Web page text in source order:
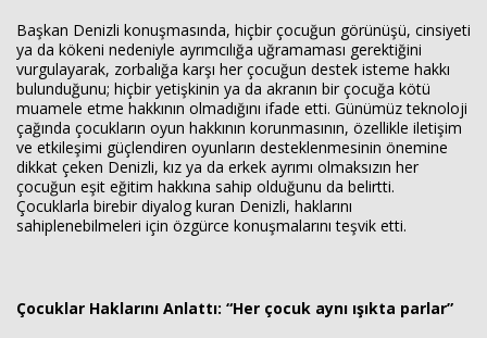
Başkan Denizli konuşmasında, hiçbir çocuğun görünüşü, cinsiyeti
ya da kökeni nedeniyle ayrımcılığa uğramaması gerektiğini
vurgulayarak, zorbalığa karşı her çocuğun destek isteme hakkı
bulunduğunu; hiçbir yetişkinin ya da akranın bir çocuğa kötü
muamele etme hakkının olmadığını ifade etti. Günümüz teknoloji
çağında çocukların oyun hakkının korunmasının, özellikle iletişim
ve etkileşimi güçlendiren oyunların desteklenmesinin önemine
dikkat çeken Denizli, kız ya da erkek ayrımı olmaksızın her
çocuğun eşit eğitim hakkına sahip olduğunu da belirtti.
Çocuklarla birebir diyalog kuran Denizli, haklarını
sahiplenebilmeleri için özgürce konuşmalarını teşvik etti.
Çocuklar Haklarını Anlattı: “Her çocuk aynı ışıkta parlar”